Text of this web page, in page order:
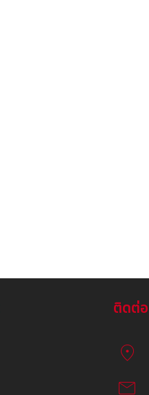
ติดต่อ
location_on
mail